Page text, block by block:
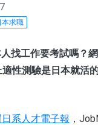
本求職
找工作要考試嗎？
適性測驗是日本就活
系人才電子報 ，